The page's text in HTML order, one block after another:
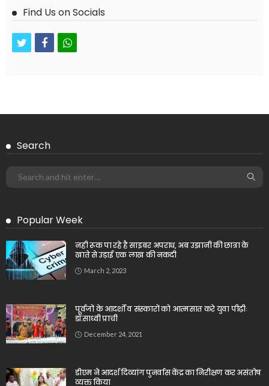
Find Us on Socials
twitterfacebookwhatsapp
Search
Popular Week
नही रूक पा रहे है साइबर अपराध, अब उझानी की छात्रा के
खाते से उड़ाई एक लाख की नकदी
March 2, 2023
पूर्वजों के आदर्शों व संस्कारों को आत्मसात करे युवा पीढ़ीः
डॉ.साध्वी प्राची
December 24, 2021
डीएम ने आदर्श दिव्यांग पुनर्वास केंद्र का निरीक्षण कर असंतोष
व्यक्त किया